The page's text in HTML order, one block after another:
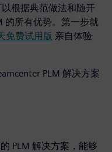
根据典范做法和随开
的所有优势。第一步就
免费试用版 亲自体验
PLM 解决方案
PLM 解决方案，能够